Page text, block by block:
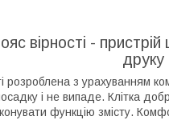
вірності -
друку
розроблена з урахуванням
і не випаде. Клітка
функцію змісту.